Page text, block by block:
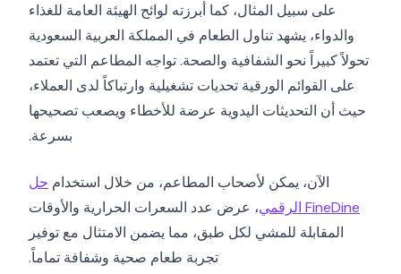
على سبيل المثال، كما أبرزته لوائح الهيئة العامة للغذاء
والدواء، يشهد تناول الطعام في المملكة العربية السعودية
تحولاً كبيراً نحو الشفافية والصحة. تواجه المطاعم التي تعتمد
على القوائم الورقية تحديات تشغيلية وارتباكاً لدى العملاء،
حيث أن التحديثات اليدوية عرضة للأخطاء ويصعب تصحيحها
بسرعة.
الآن، يمكن لأصحاب المطاعم، من خلال استخدام حل
FineDine الرقمي
، عرض عدد السعرات الحرارية والأوقات
المقابلة للمشي لكل طبق، مما يضمن الامتثال مع توفير
تجربة طعام صحية وشفافة تماماً.